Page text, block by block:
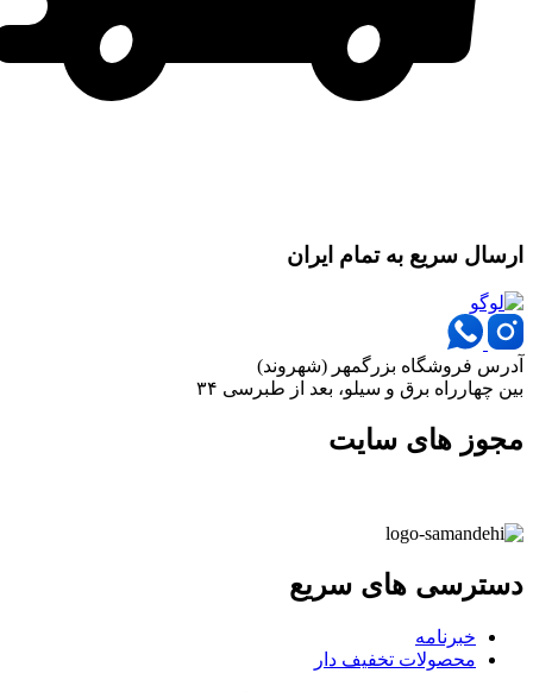
ارسال سریع به تمام ایران
آدرس فروشگاه بزرگمهر (شهروند)
بین چهارراه برق و سیلو، بعد از طبرسی ۳۴
مجوز های سایت
دسترسی های سریع
خبرنامه
محصولات تخفیف دار